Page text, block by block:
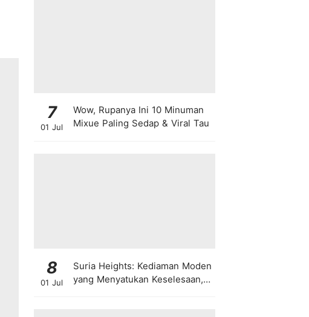
7
01 Jul
Wow, Rupanya Ini 10 Minuman
Mixue Paling Sedap & Viral Tau
8
01 Jul
Suria Heights: Kediaman Moden
yang Menyatukan Keselesaan,